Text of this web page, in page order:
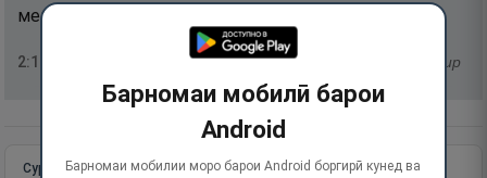
меҳрубон аст.
2:173 тафсир
Сураи пурра Идома додан
Барномаи мобилӣ барои
Android
Барномаи мобилии моро барои Android боргирӣ кунед ва